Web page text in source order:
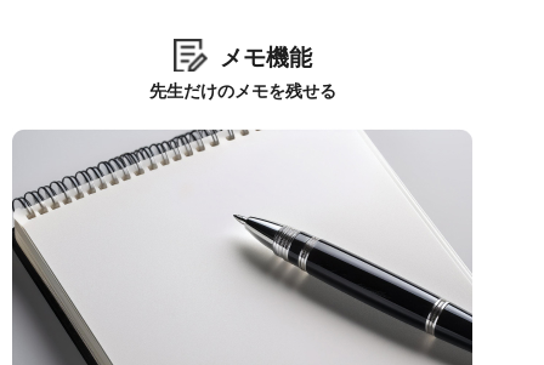
メモ機能
先生だけのメモを残せる